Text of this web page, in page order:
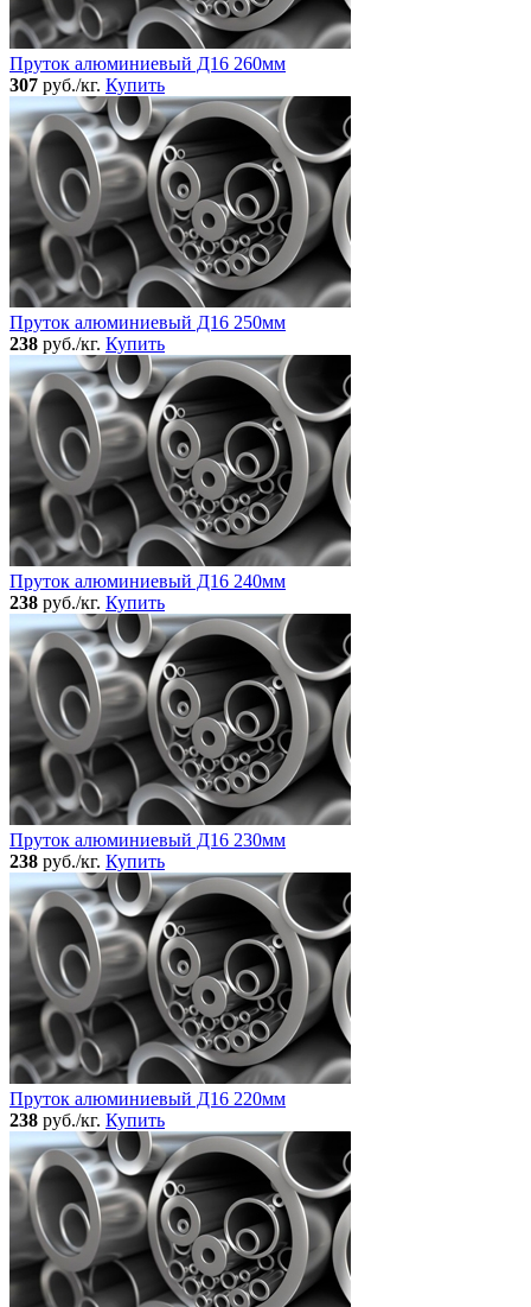
Пруток алюминиевый Д16 260мм
307 руб./кг. Купить
Пруток алюминиевый Д16 250мм
238 руб./кг. Купить
Пруток алюминиевый Д16 240мм
238 руб./кг. Купить
Пруток алюминиевый Д16 230мм
238 руб./кг. Купить
Пруток алюминиевый Д16 220мм
238 руб./кг. Купить